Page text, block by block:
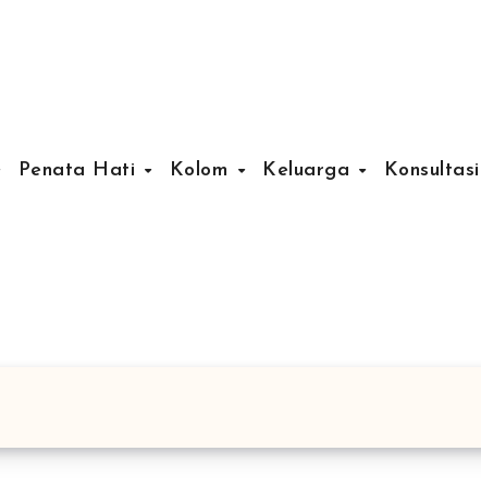
Penata Hati Kolom Keluarga Konsultasi